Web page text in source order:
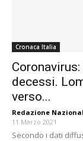
Cronaca Italia
decessi.
verso...
Redazione
11 Marzo 2021
Secondo i dati